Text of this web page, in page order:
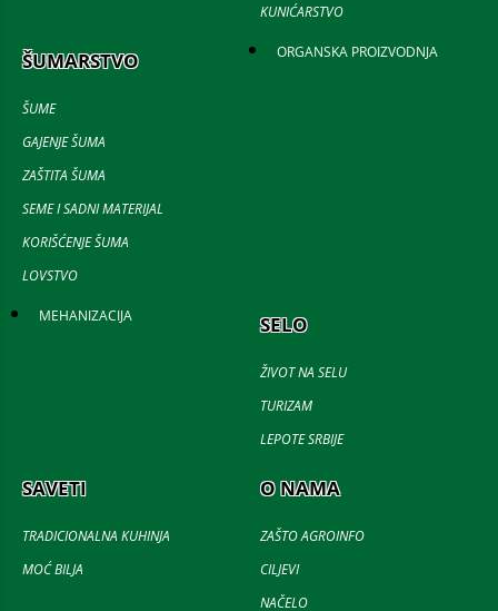
KUNIĆARSTVO
ŠUMARSTVO
ŠUME
GAJENJE ŠUMA
ZAŠTITA ŠUMA
SEME I SADNI MATERIJAL
KORIŠĆENJE ŠUMA
LOVSTVO
ORGANSKA PROIZVODNJA
MEHANIZACIJA SELO
ŽIVOT NA SELU
TURIZAM
LEPOTE SRBIJE
SAVETI
TRADICIONALNA KUHINJA
MOĆ BILJA
O NAMA
ZAŠTO AGROINFO
CILJEVI
NAČELO